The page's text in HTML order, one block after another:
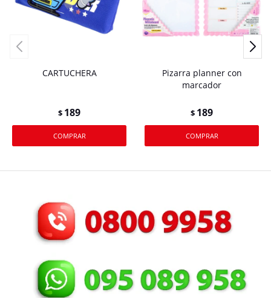
CARTUCHERA
$ 189
Pizarra planner con
marcador
$ 189